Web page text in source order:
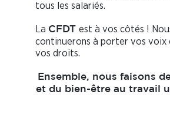
tous les salariés.
La CFDT est à vos côtés !
continuerons à porter vos voix
vos droits.
Ensemble, nous faisons
et du bien-être au travail